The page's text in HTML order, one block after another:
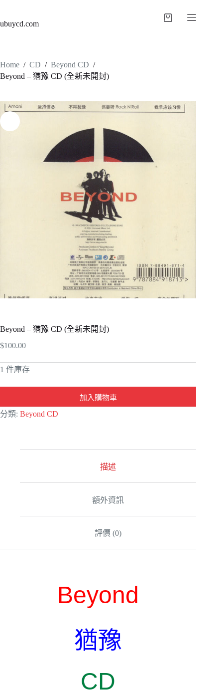
ubuycd.com
Home / CD / Beyond CD /
Beyond – 猶豫 CD (全新未開封)
Beyond – 猶豫 CD (全新未開封)
$100.00
1 件庫存
加入購物車
A
l
分類: Beyond CD
描述
額外資訊
評價 (0)
Beyond
猶豫
CD